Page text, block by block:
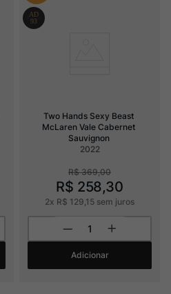
Two Hands Sexy Beast
McLaren Vale Cabernet
Sauvignon
2022
R$ 369,00
R$ 258,30
2x R$ 129 15 sem juros
Adicionar